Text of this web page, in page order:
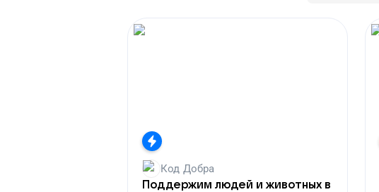
Код Добра
Поддержим людей и животных в